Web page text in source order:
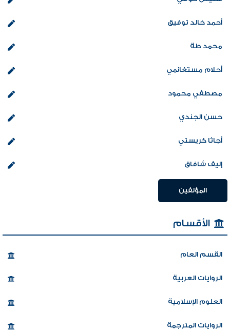
أحمد خالد توفيق
محمد طة
أحلام مستغانمي
مصطفي محمود
حسن الجندي
أجاثا كريستي
إليف شافاق
المؤلفين
الأقسام
القسم العام
الروايات العربية
العلوم الإسلامية
الروايات المترجمة